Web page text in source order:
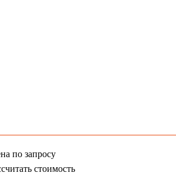
по запросу
стоимость